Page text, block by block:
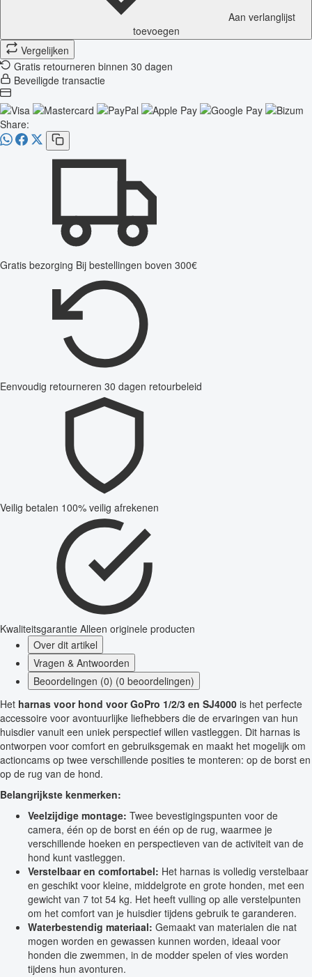
Aan verlanglijst
toevoegen
Vergelijken
Gratis retourneren binnen 30 dagen
Beveiligde transactie
Share:
Gratis bezorging Bij bestellingen boven 300€
Eenvoudig retourneren 30 dagen retourbeleid
Veilig betalen 100% veilig afrekenen
Kwaliteitsgarantie Alleen originele producten
Over dit artikel
Vragen & Antwoorden
Beoordelingen (0) (0 beoordelingen)
Het harnas voor hond voor GoPro 1/2/3 en SJ4000 is het perfecte
accessoire voor avontuurlijke liefhebbers die de ervaringen van hun
huisdier vanuit een uniek perspectief willen vastleggen. Dit harnas is
ontworpen voor comfort en gebruiksgemak en maakt het mogelijk om
actioncams op twee verschillende posities te monteren: op de borst en
op de rug van de hond.
Belangrijkste kenmerken:
Veelzijdige montage: Twee bevestigingspunten voor de
camera, één op de borst en één op de rug, waarmee je
verschillende hoeken en perspectieven van de activiteit van de
hond kunt vastleggen.
Verstelbaar en comfortabel: Het harnas is volledig verstelbaar
en geschikt voor kleine, middelgrote en grote honden, met een
gewicht van 7 tot 54 kg. Het heeft vulling op alle verstelpunten
om het comfort van je huisdier tijdens gebruik te garanderen.
Waterbestendig materiaal: Gemaakt van materialen die nat
mogen worden en gewassen kunnen worden, ideaal voor
honden die zwemmen, in de modder spelen of vies worden
tijdens hun avonturen.